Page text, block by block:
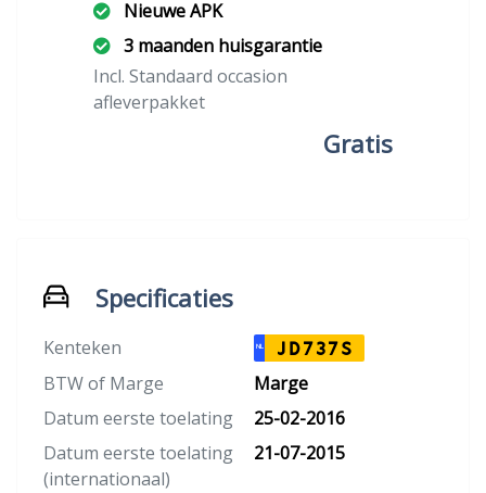
Nieuwe APK
3 maanden huisgarantie
Incl. Standaard occasion
afleverpakket
Gratis
Specificaties
Kenteken NL JD737S
BTW of Marge
Marge
Datum eerste toelating
25-02-2016
Datum eerste toelating
(internationaal)
21-07-2015